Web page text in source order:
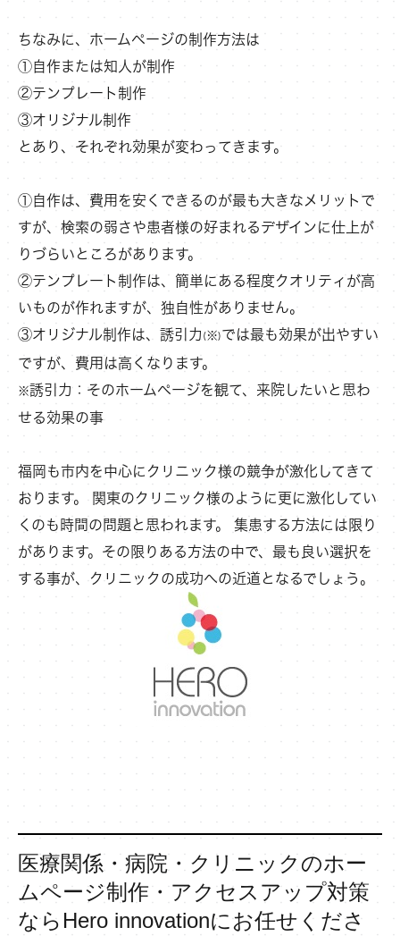
ちなみに、ホームページの制作方法は
①自作または知人が制作
②テンプレート制作
③オリジナル制作
とあり、それぞれ効果が変わってきます。
①自作は、費用を安くできるのが最も大きなメリットで
すが、検索の弱さや患者様の好まれるデザインに仕上が
りづらいところがあります。
②テンプレート制作は、簡単にある程度クオリティが高
いものが作れますが、独自性がありません。
③オリジナル制作は、誘引力 (※)では最も効果が出やすい
ですが、費用は高くなります。
※誘引力：そのホームページを観て、来院したいと思わ
せる効果の事
福岡も市内を中心にクリニック様の競争が激化してきて
おります。 関東のクリニック様のように更に激化してい
くのも時間の問題と思われます。 集患する方法には限り
があります。その限りある方法の中で、最も良い選択を
する事が、クリニックの成功への近道となるでしょう。
医療関係・病院・クリニックのホー
ムページ制作・アクセスアップ対策
ならHero innovationにお任せくださ